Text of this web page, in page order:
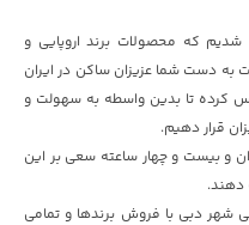
شدیم که محصولات برند اروپایی و
به دست شما عزیزان ساکن در ایران
کرده تا بدین واسطه به سهولت و
قرار دهیم.
و بیست و چهار ساعته سعی بر این
دهند.
شهر دبی با فروش برندها و تمامی